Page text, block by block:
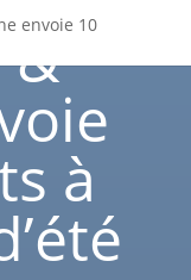
envoie 10
&
à